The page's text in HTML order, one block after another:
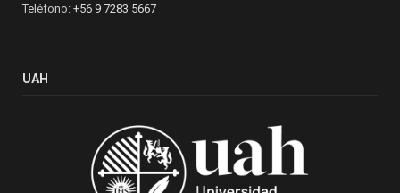
Teléfono: +56 9 7283 5667
UAH